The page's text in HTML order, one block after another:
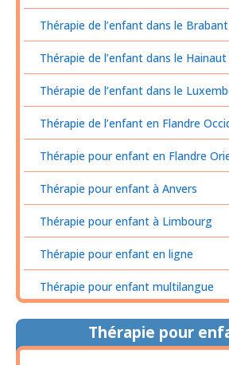
Thérapie de l’enfant dans le
Thérapie de l’enfant dans le Hainaut
Thérapie de l’enfant dans le
Thérapie de l’enfant en Flandre
Thérapie pour enfant en Flandre
Thérapie pour enfant à Anvers
Thérapie pour enfant à Limbourg
Thérapie pour enfant en ligne
Thérapie pour enfant multilangue
Thérapie pour